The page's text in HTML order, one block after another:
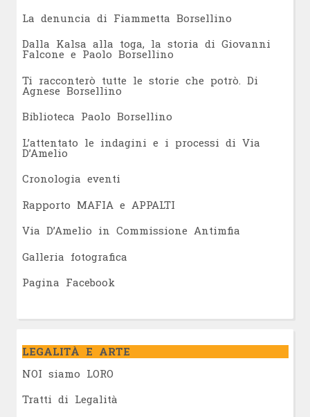
La denuncia di Fiammetta Borsellino
Dalla Kalsa alla toga, la storia di Giovanni
Falcone e Paolo Borsellino
Ti racconterò tutte le storie che potrò. Di
Agnese Borsellino
Biblioteca Paolo Borsellino
L’attentato le indagini e i processi di Via
D’Amelio
Cronologia eventi
Rapporto MAFIA e APPALTI
Via D’Amelio in Commissione Antimfia
Galleria fotografica
Pagina Facebook
LEGALITÀ E ARTE
NOI siamo LORO
Tratti di Legalità